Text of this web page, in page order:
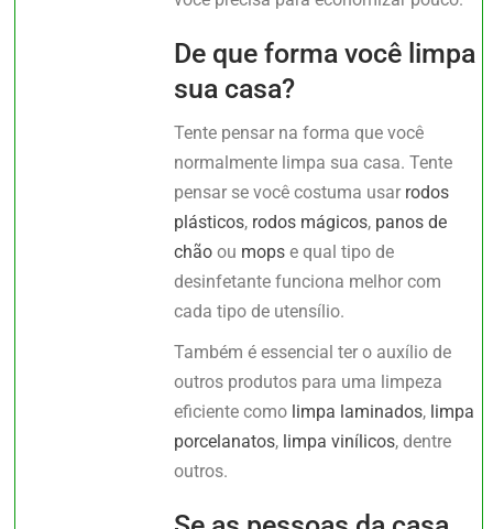
De que forma você limpa
sua casa?
Tente pensar na forma que você
normalmente limpa sua casa. Tente
pensar se você costuma usar rodos
plásticos, rodos mágicos, panos de
chão ou mops e qual tipo de
desinfetante funciona melhor com
cada tipo de utensílio.
Também é essencial ter o auxílio de
outros produtos para uma limpeza
eficiente como limpa laminados, limpa
porcelanatos, limpa vinílicos, dentre
outros.